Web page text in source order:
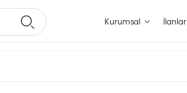
Kurumsal İlanlar